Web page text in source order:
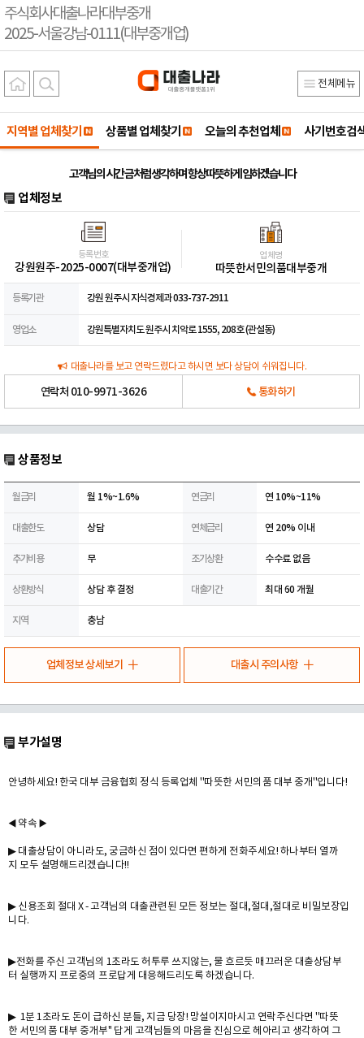
주식회사대출나라대부중개
2025-서울강남-0111(대부중개업)
전체메뉴
지역별 업체찾기 상품별 업체찾기 오늘의 추천업체 사기번호검
고객님의 시간 금처럼생각하며 항상따뜻하게 임하겠습니다
업체정보
등록번호
강원원주-2025-0007(대부중개업)
업체명
따뜻한서민의품대부중개
등록기관 강원 원주시 지식경제과 033-737-2911
영업소 강원특별자치도 원주시 치악로 1555, 208호 (관설동)
대출나라를 보고 연락드렸다고 하시면 보다 상담이 쉬워집니다.
연락처 010-9971-3626 통화하기
상품정보
월금리 월 1%~1.6% 연금리 연 10%~11%
대출한도 상담 연체금리 연 20% 이내
추가비용 무 조기상환 수수료 없음
상환방식 상담 후 결정 대출기간 최대 60 개월
지역 충남
업체정보 상세보기 대출시 주의사항
부가설명
안녕하세요! 한국 대부 금융협회 정식 등록업체 ''따뜻한 서민의품 대부 중개''입니다!
◀️ 약속 ▶️
▶ 대출상담이 아니라도, 궁금하신 점이 있다면 편하게 전화주세요! 하나부터 열까
지 모두 설명해드리겠습니다!!
▶ 신용조회 절대 X - 고객님의 대출관련된 모든 정보는 절대,절대,절대로 비밀보장입
니다.
▶전화를 주신 고객님의 1초라도 허투루 쓰지않는, 물 흐르듯 매끄러운 대출상담부
터 실행까지 프로중의 프로답게 대응해드리도록 하겠습니다.
▶ 1분 1초라도 돈이 급하신 분들, 지금 당장! 망설이지마시고 연락주신다면 ''따뜻
한 서민의품 대부 중개부'' 답게 고객님들의 마음을 진심으로 헤아리고 생각하여 그